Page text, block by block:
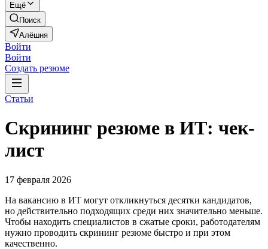
Ещё
Поиск
Алёшня
Войти
Войти
Создать резюме
Статьи
Скрининг резюме в ИТ: чек-
лист
17 февраля 2026
На вакансию в ИТ могут откликнуться десятки кандидатов,
но действительно подходящих среди них значительно меньше.
Чтобы находить специалистов в сжатые сроки, работодателям
нужно проводить скрининг резюме быстро и при этом
качественно.